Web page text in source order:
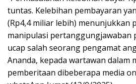
tuntas. Kelebihan pembayaran
(Rp4,4 miliar lebih) menunjukkan
manipulasi pertanggungjawaban
ucap salah seorang pengamat
Ananda, kepada wartawan dalam
pemberitaan dibeberapa media